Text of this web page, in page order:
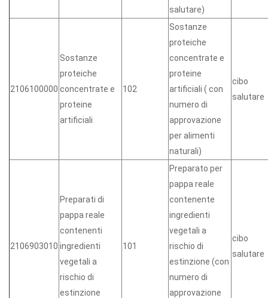
salutare)
2106100000
Sostanze
proteiche
concentrate e
proteine
artificiali
102
Sostanze
proteiche
concentrate e
proteine
artificiali ( con
numero di
approvazione
per alimenti
naturali)
cibo
salutare
2106903010
Preparati di
pappa reale
contenenti
ingredienti
vegetali a
rischio di
estinzione
101
Preparato per
pappa reale
contenente
ingredienti
vegetali a
rischio di
estinzione (con
numero di
approvazione
cibo
salutare